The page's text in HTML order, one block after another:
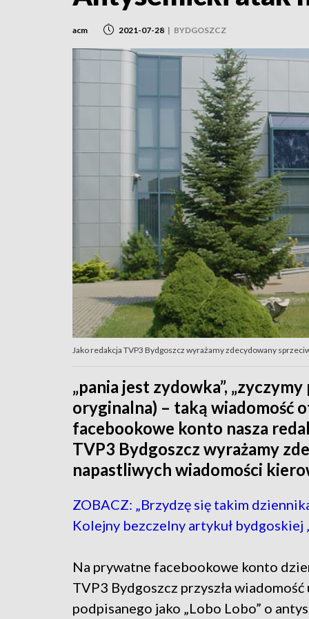
acm 2021-07-28 | BYDGOSZCZ
Jako redakcja TVP3 Bydgoszcz wyrażamy zdecydowany
„pania jest zydowka”,
oryginalna) – taką wiadomość
facebookowe konto nasza
TVP3 Bydgoszcz wyrażamy
napastliwych wiadomości
ZOBACZ: „Brzydzę się takim
Kolejny bezczelny artykuł bydgoskiej
Na prywatne facebookowe konto
TVP3 Bydgoszcz przyszła
podpisanego jako „Lobo Lobo” o